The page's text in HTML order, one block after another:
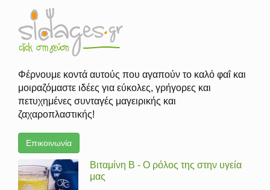
Φέρνουμε κοντά αυτούς που αγαπούν το καλό φαΐ και
μοιραζόμαστε ιδέες για εύκολες, γρήγορες και
πετυχημένες συνταγές μαγειρικής και
ζαχαροπλαστικής!
Επικοινωνία
Βιταμίνη Β - Ο ρόλος της στην υγεία
μας